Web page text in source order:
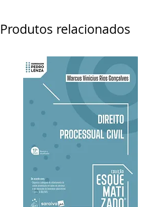
Produtos relacionados